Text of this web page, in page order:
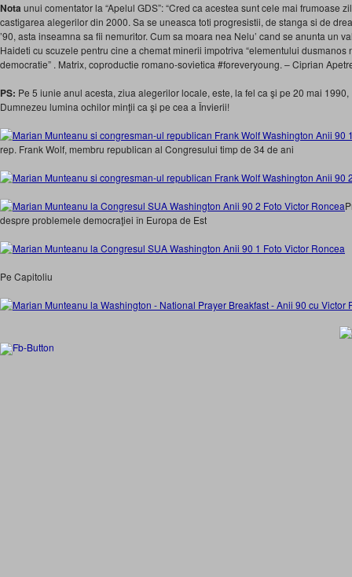
Nota unui comentator la “Apelul GDS”: “Cred ca acestea sunt cele mai frumoase
castigarea alegerilor din 2000. Sa se uneasca toti progresistii, de stanga si de
’90, asta inseamna sa fii nemuritor. Cum sa moara nea Nelu’ cand se anunta un
Haideti cu scuzele pentru cine a chemat minerii impotriva “elementului
democratie” . Matrix, coproductie romano-sovietica ‪#‎foreveryoung. – Ciprian
PS: Pe 5 iunie anul acesta, ziua alegerilor locale, este, la fel ca şi pe 20 mai
Dumnezeu lumina ochilor minţii ca şi pe cea a Învierii!
rep. Frank Wolf, membru republican al Congresului timp de 34 de ani
despre problemele democraţiei în Europa de Est
Pe Capitoliu